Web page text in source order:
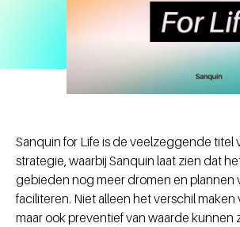
Sanquin for Life is de veelzeggende titel
strategie, waarbij Sanquin laat zien dat
gebieden nog meer dromen en plannen
faciliteren. Niet alleen het verschil maken
maar ook preventief van waarde kunnen